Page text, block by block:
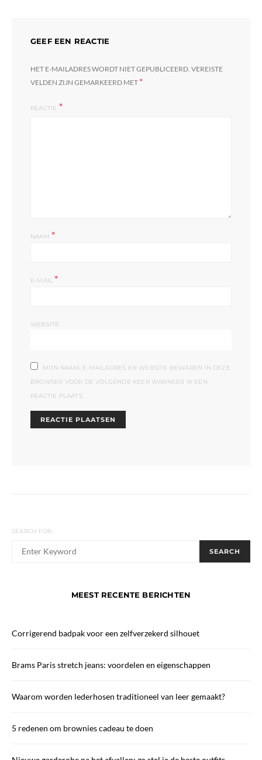
GEEF EEN REACTIE
HET E-MAILADRES WORDT NIET GEPUBLICEERD. VEREISTE
VELDEN ZIJN GEMARKEERD MET *
REACTIE
NAAM *
E-MAIL*
WEBSITE
MIJN NAAM, E-MAILADRES EN WEBSITE BEWAREN IN DEZE
BROWSER VOOR DE VOLGENDE KEER WANNEER IK EEN
REACTIE PLAATS.
SEARCH FOR:
When autocomplete results are available use up and down
SEARCH
MEEST RECENTE BERICHTEN
Corrigerend badpak voor een zelfverzekerd silhouet
Brams Paris stretch jeans: voordelen en eigenschappen
Waarom worden lederhosen traditioneel van leer gemaakt?
5 redenen om brownies cadeau te doen